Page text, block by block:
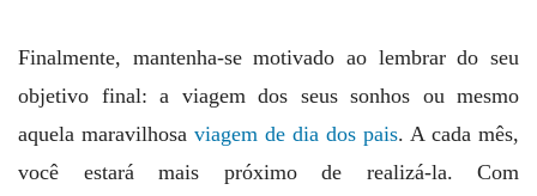
Finalmente, mantenha-se motivado ao lembrar do seu
objetivo final: a viagem dos seus sonhos ou mesmo
aquela maravilhosa viagem de dia dos pais. A cada mês,
você estará mais próximo de realizá-la. Com